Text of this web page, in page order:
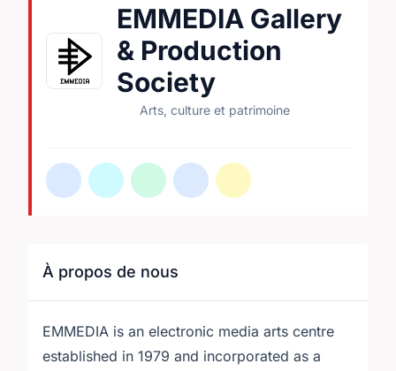
EMMEDIA Gallery
& Production
Society
Arts, culture et patrimoine
À propos de nous
EMMEDIA is an electronic media arts centre
established in 1979 and incorporated as a